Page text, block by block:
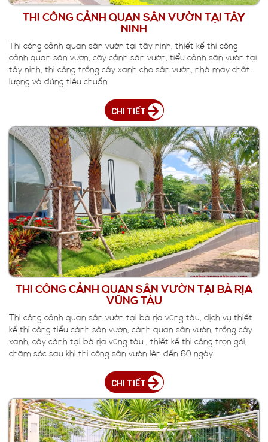
THI CÔNG CẢNH QUAN SÂN VƯỜN TẠI TÂY
NINH
Thi công cảnh quan sân vườn tại tây ninh, thiết kế thi công
cảnh quan sân vườn, cây cảnh sân vườn, tiểu cảnh sân vườn tại
tây ninh, thi công trồng cây xanh cho sân vườn, nhà máy chất
lượng và đúng tiêu chuẩn
CHI TIẾT
THI CÔNG CẢNH QUAN SÂN VƯỜN TẠI BÀ RỊA
VŨNG TÀU
Thi công cảnh quan sân vườn tại bà rịa vũng tàu, dịch vụ thiết
kế thi công tiểu cảnh sân vườn, cảnh quan sân vườn, trồng cây
xanh, cây cảnh tại bà rịa vũng tàu , thiết kế thi công trọn gói,
chăm sóc sau khi thi công sân vườn lên đến 60 ngày
CHI TIẾT